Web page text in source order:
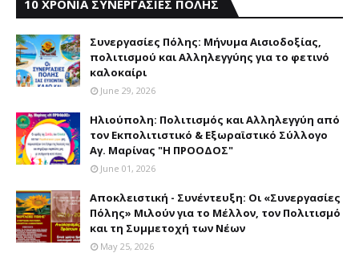
10 ΧΡΟΝΙΑ ΣΥΝΕΡΓΑΣΙΕΣ ΠΟΛΗΣ
Συνεργασίες Πόλης: Mήνυμα Aισιοδοξίας,
πολιτισμού και Aλληλεγγύης για το φετινό
καλοκαίρι
June 29, 2026
Ηλιούπολη: Πολιτισμός και Aλληλεγγύη από
τον Εκπολιτιστικό & Εξωραϊστικό Σύλλογο
Αγ. Μαρίνας "Η ΠΡΟΟΔΟΣ"
June 01, 2026
Αποκλειστική - Συνέντευξη: Οι «Συνεργασίες
Πόλης» Μιλούν για το Μέλλον, τον Πολιτισμό
και τη Συμμετοχή των Νέων
May 25, 2026